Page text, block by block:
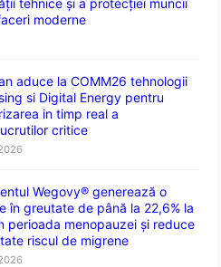
moderne
aduce la COMM26 tehnologii
si Digital Energy pentru
in timp real a
critice
Wegovy® generează o
în greutate de până la 22,6% la
perioada menopauzei și reduce
riscul de migrene